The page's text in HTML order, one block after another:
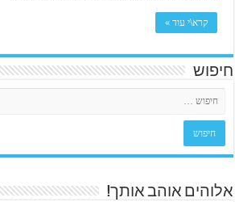
קרא\י עוד »
חיפוש
אלוהים אוהב אותך!